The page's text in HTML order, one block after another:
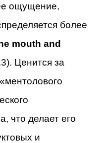
ощущение,
более
mouth and
Ценится за
что делает его
и